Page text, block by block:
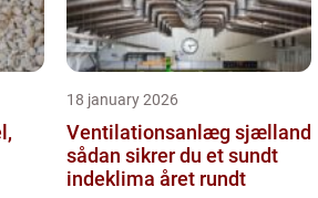
18 january 2026
Ventilationsanlæg sjælland
sådan sikrer du et sundt
indeklima året rundt